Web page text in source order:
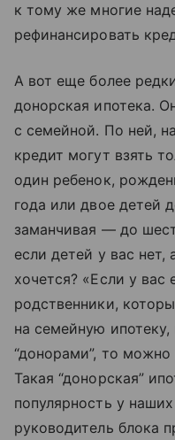
к тому же многие
рефинансировать
А вот еще более
донорская ипотека.
с семейной. По ней,
кредит могут взять
один ребенок,
года или двое детей
заманчивая — до
если детей у вас нет,
хочется? «Если у вас
родственники,
на семейную
“донорами”, то
Такая “донорская”
популярность у
руководитель блока